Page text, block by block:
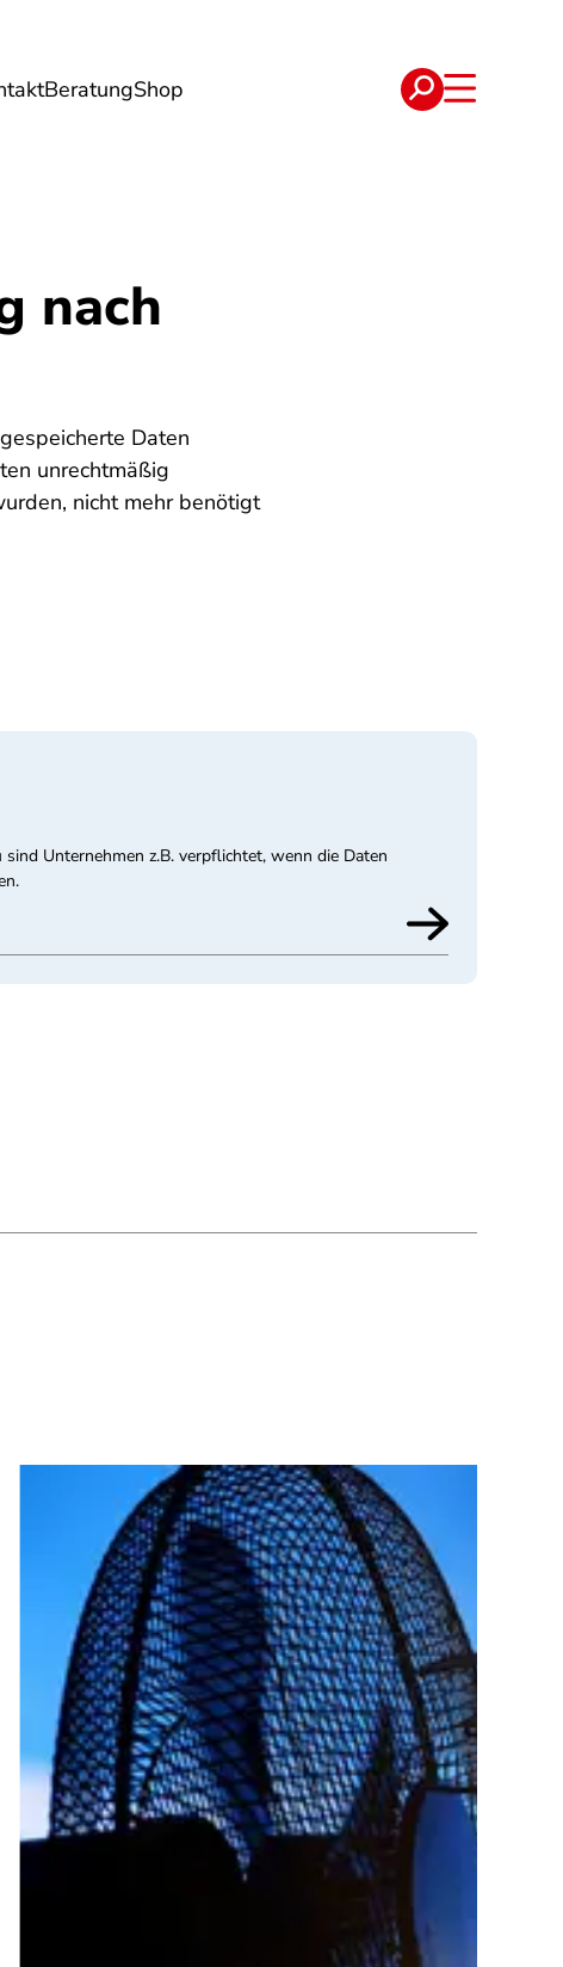
BeratungShop
Verträge
nach
Daten
unrechtmäßig
nicht mehr benötigt
Unternehmen z.B. verpflichtet, wenn die Daten